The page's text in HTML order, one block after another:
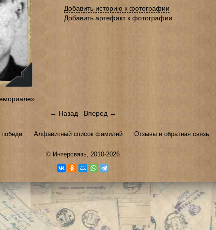
Добавить историю к фотографии
Добавить артефакт к фотографии
← Назад Вперед →
победе Алфавитный список фамилий Отзывы и обратная связь
© Интерсвязь, 2010-2026